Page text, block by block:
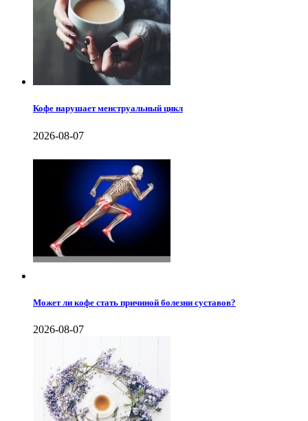
Кофе нарушает менструальный цикл
2026-08-07
Может ли кофе стать причиной болезни суставов?
2026-08-07